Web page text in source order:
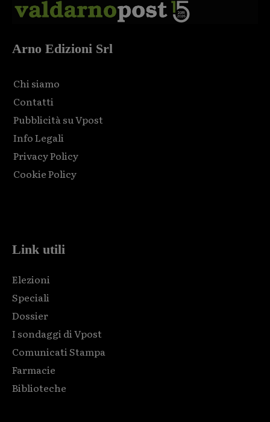
Arno Edizioni Srl
Chi siamo
Contatti
Pubblicità su Vpost
Info Legali
Privacy Policy
Cookie Policy
Link utili
Elezioni
Speciali
Dossier
I sondaggi di Vpost
Comunicati Stampa
Farmacie
Biblioteche